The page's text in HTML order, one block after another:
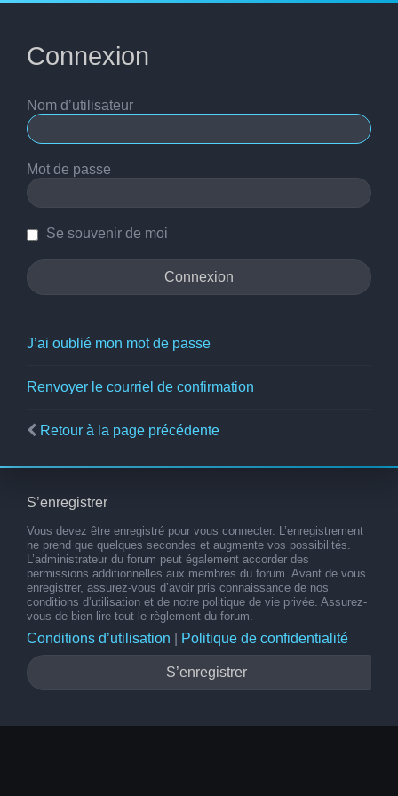
Connexion
Nom d’utilisateur
Mot de passe
Se souvenir de moi
J’ai oublié mon mot de passe
Renvoyer le courriel de confirmation
Retour à la page précédente
S’enregistrer
Vous devez être enregistré pour vous connecter. L’enregistrement
ne prend que quelques secondes et augmente vos possibilités.
L’administrateur du forum peut également accorder des
permissions additionnelles aux membres du forum. Avant de vous
enregistrer, assurez-vous d’avoir pris connaissance de nos
conditions d’utilisation et de notre politique de vie privée. Assurez-
vous de bien lire tout le règlement du forum.
Conditions d’utilisation Politique de confidentialité
S’enregistrer